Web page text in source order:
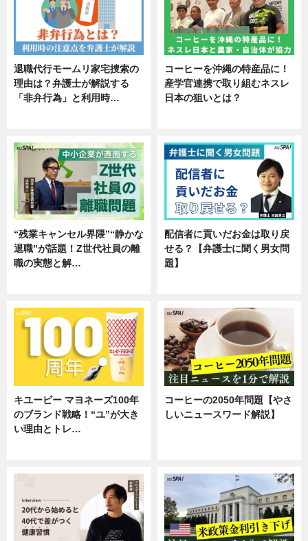
退職代行モームリ家宅捜索の
理由は？弁護士が解説する
「非弁行為」と利用時…
コーヒーを沖縄の特産品に！
産学官連携で取り組むネスレ
日本の狙いとは？
“残業キャンセル界隈”“静かな
退職”が話題！Z世代社員の離
職の実態と解…
配信者に貢いだお金は取り戻
せる？【弁護士に聞く男女問
題】
キユーピー マヨネーズ100年
のブランド戦略！“ユ”が大き
い理由とトレ…
コーヒーの2050年問題【やさ
しいニュースワード解説】